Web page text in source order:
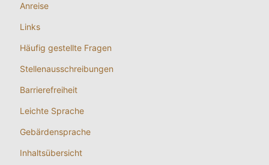
Anreise
Links
Häufig gestellte Fragen
Stellenausschreibungen
Barrierefreiheit
Leichte Sprache
Gebärdensprache
Inhaltsübersicht